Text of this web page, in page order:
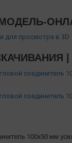
для просмотра в 3D
|
соединитель
соединитель
100х50 мм